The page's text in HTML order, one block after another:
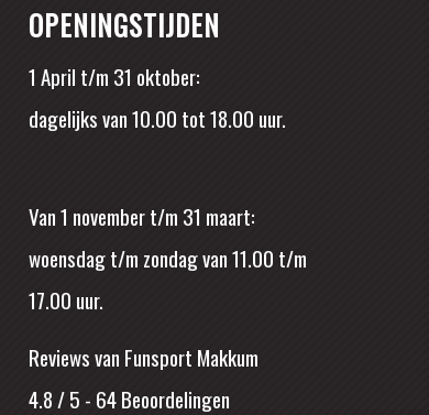
OPENINGSTIJDEN
1 April t/m 31 oktober:
dagelijks van 10.00 tot 18.00 uur.
Van 1 november t/m 31 maart:
woensdag t/m zondag van 11.00 t/m
17.00 uur.
Reviews van Funsport Makkum
4.8 / 5 - 64Beoordelingen